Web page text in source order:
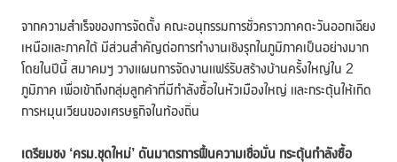
จากความสำเร็จของการจัดตั้ง คณะอนุกรรมการชั่วคราวภาคตะวันออกเฉียง
เหนือและภาคใต้ มีส่วนสำคัญต่อการทำงานเชิงรุกในภูมิภาคเป็นอย่างมาก
โดยในปีนี้ สมาคมฯ วางแผนการจัดงานแฟร์รับสร้างบ้านครั้งใหญ่ใน 2
ภูมิภาค เพื่อเข้าถึงกลุ่มลูกค้าที่มีกำลังซื้อในหัวเมืองใหญ่ และกระตุ้นให้เกิด
การหมุนเวียนของเศรษฐกิจในท้องถิ่น
เตรียมชง ‘ครม.ชุดใหม่’ ดันมาตรการฟื้นความเชื่อมั่น กระตุ้นกำลังซื้อ